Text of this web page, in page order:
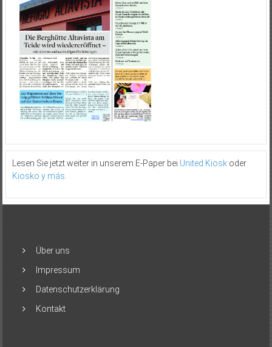
Lesen Sie jetzt weiter in unserem E-Paper bei United Kioskoder
Kiosko y más.
Über uns
Impressum
Datenschutzerklärung
Kontakt